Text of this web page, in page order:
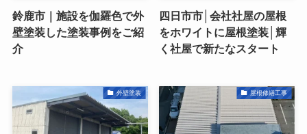
鈴鹿市｜施設を伽羅色で外
壁塗装した塗装事例をご紹
介
四日市市│会社社屋の屋根
をホワイトに屋根塗装│輝
く社屋で新たなスタート
外壁塗装 屋根修繕工事